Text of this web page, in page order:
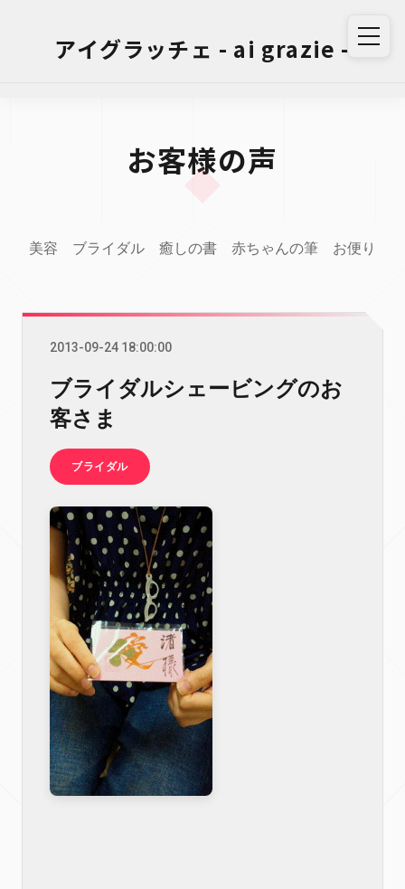
アイグラッチェ - ai grazie -
お客様の声
美容 ブライダル 癒しの書 赤ちゃんの筆 お便り
2013-09-24 18:00:00
ブライダルシェービングのお
客さま
ブライダル